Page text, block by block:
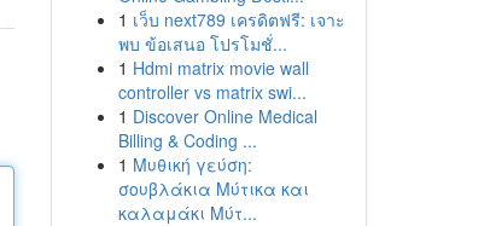
1 เว็บ next789 เครดิตฟรี: เจาะ
พบ ข้อเสนอ โปรโมชั่...
1 Hdmi matrix movie wall
controller vs matrix swi...
1 Discover Online Medical
Billing & Coding ...
1 Μυθική γεύση:
σουβλάκια Μύτικα και
καλαμάκι Μύτ...